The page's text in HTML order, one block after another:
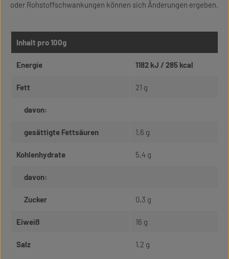
oder Rohstoffschwankungen können sich Änderungen ergeben.
Inhalt pro 100g
Energie 1182 kJ / 285 kcal
Fett 21 g
davon:
gesättigte Fettsäuren 1,6 g
Kohlenhydrate 5,4 g
davon:
Zucker 0,3 g
Eiweiß 16 g
Salz 1,2 g